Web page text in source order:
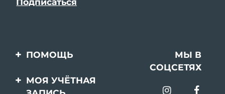
ПОМОЩЬ
Свяжитесь с нами
МЫ В
СОЦСЕТЯХ
МОЯ УЧЁТНАЯ